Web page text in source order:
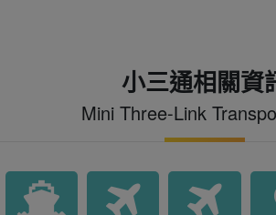
小三通相關資
Mini Three-Link